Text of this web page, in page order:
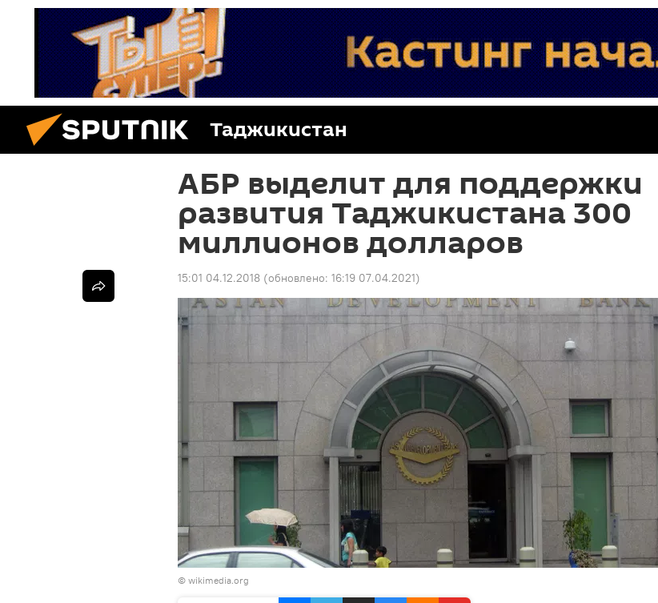
Таджикистан
АБР выделит для поддержки
развития Таджикистана 300
миллионов долларов
15:01 04.12.2018 (обновлено: 16:19 07.04.2021)
© wikimedia.org